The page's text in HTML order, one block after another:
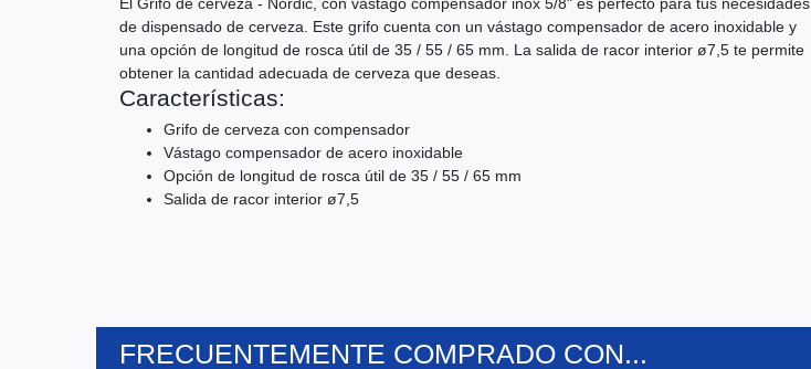
de dispensado de cerveza. Este grifo cuenta con un vástago compensador de acero inoxidable y
una opción de longitud de rosca útil de 35 / 55 / 65 mm. La salida de racor interior ø7,5 te permite
obtener la cantidad adecuada de cerveza que deseas.
Características:
Grifo de cerveza con compensador
Vástago compensador de acero inoxidable
Opción de longitud de rosca útil de 35 / 55 / 65 mm
Salida de racor interior ø7,5
FRECUENTEMENTE COMPRADO CON...